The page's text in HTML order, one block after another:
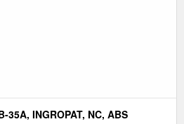
35A, INGROPAT, NC, ABS